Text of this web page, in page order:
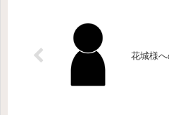
花城様